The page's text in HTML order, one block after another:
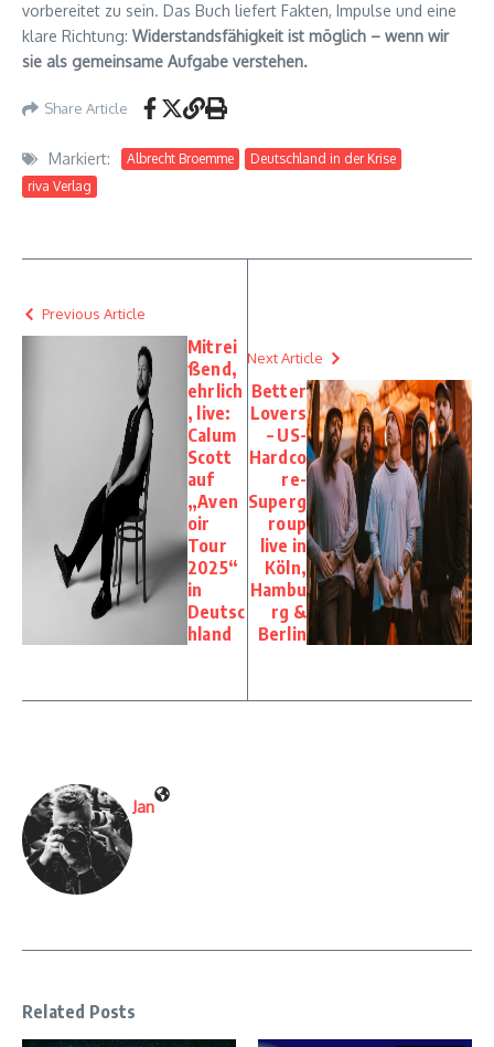
vorbereitet zu sein. Das Buch liefert Fakten, Impulse und eine
klare Richtung: Widerstandsfähigkeit ist möglich – wenn wir
sie als gemeinsame Aufgabe verstehen.
Share Article
Markiert: Albrecht Broemme
Deutschland in der Krise
riva Verlag
Previous Article
Mitrei
ßend,
ehrlich
, live:
Calum
Scott
auf
„Aven
oir
Tour
2025“
in
Deutsc
hland
Next Article
Better
Lovers
– US-
Hardco
re-
Superg
roup
live in
Köln,
Hambu
rg &
Berlin
Jan
Related Posts